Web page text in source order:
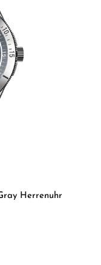
Herrenuhr